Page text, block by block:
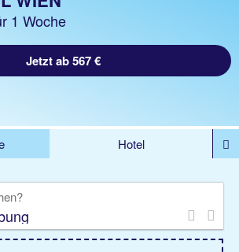
1 Woche
Jetzt ab 567 €
Hotel
Camper Privattransfer